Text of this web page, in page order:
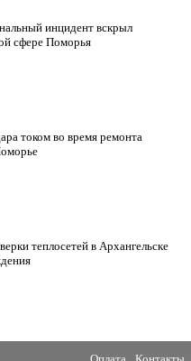
инцидент вскрыл
сфере Поморья
током во время ремонта
теплосетей в Архангельске